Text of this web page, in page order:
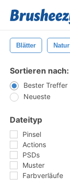
Blätter Natur
Sortieren nach:
Bester Treffer
Neueste
Dateityp
Pinsel
Actions
PSDs
Muster
Farbverläufe